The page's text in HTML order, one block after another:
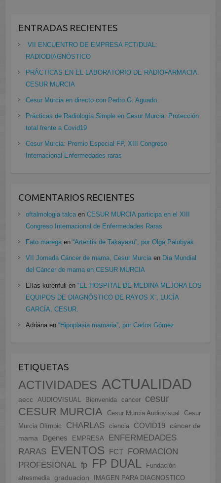
ENTRADAS RECIENTES
VII ENCUENTRO DE EMPRESA FCT/DUAL:
RADIODIAGNÓSTICO
PRÁCTICAS EN EL LABORATORIO DE RADIOFARMACIA.
CESUR MURCIA
Cesur Murcia en directo con Pedro G. Aguado.
Prácticas de Radiología Simple en Cesur Murcia. Protección
total frente a Covid19
Cesur Murcia: Premio Especial FP, XIII Congreso
Internacional Enfermedades raras
COMENTARIOS RECIENTES
oftalmologia talcaen CESUR MURCIA participa en el XIII
Congreso Internacional de Enfermedades Raras
Fato maregaen “Arteritis de Takayasu”, por Olga Palubyak
VII Jornada Cáncer de mama, Cesur Murciaen Día Mundial
del Cáncer de mama en CESUR MURCIA
Elías kurenfuli en “EL HOSPITAL DE MEDINA MEJORA LOS
EQUIPOS DE DIAGNÓSTICO DE RAYOS X”, LUCÍA
GARCÍA, CESUR.
Adriánaen “Hipoplasia mamaria”, por Carlos Gómez
ETIQUETAS
ACTIVIDADES ACTUALIDAD
aecc AUDIOVISUAL Bienvenida cancer cesur
CESUR MURCIA Cesur Murcia Audiovisual
Cesur
Murcia Olímpic
CHARLAS ciencia COVID19
cáncer de
mama
Dgenes EMPRESA
ENFERMEDADES
RARAS EVENTOS FCT
FORMACION
PROFESIONAL
fp FP DUAL
Fundación
atresmedia
graduacion IMAGEN PARA DIAGNOSTICO